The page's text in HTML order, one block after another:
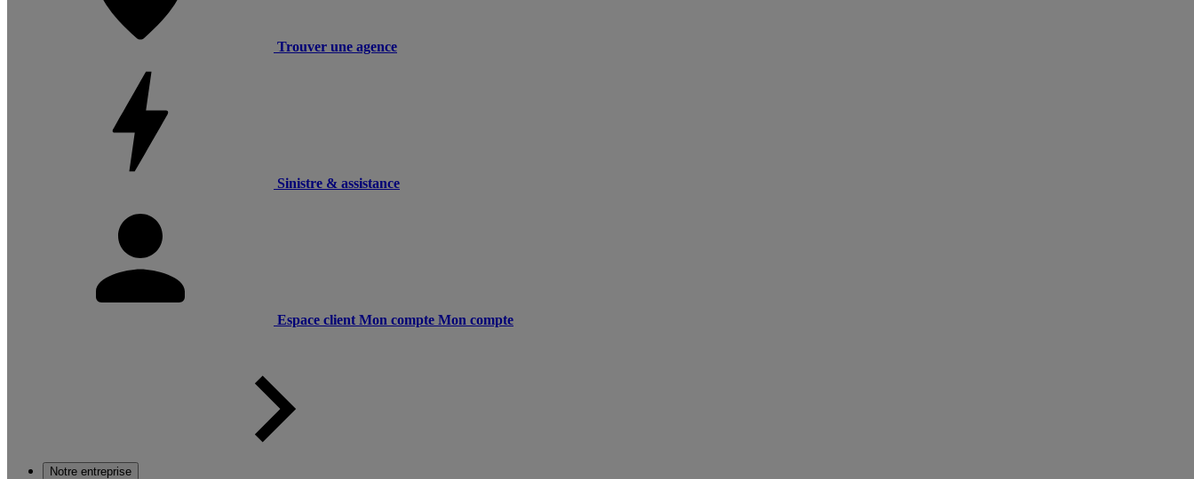
Trouver une agence
Sinistre & assistance
Espace client Mon compte Mon compte
Notre entreprise